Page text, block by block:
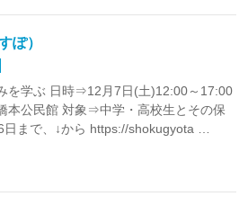
ぽ）
を学ぶ 日時⇒12月7日(土)12:00～17:00
本公民館 対象⇒中学・高校生とその保
まで、↓から https://shokugyota …